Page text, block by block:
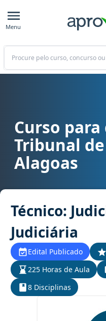
Menu
Buscar
Curso para concurso TJ AL -
Curso
Tribunal
Alagoas
Técnico:
Judiciária
Edital Publicado
225 Horas de Aula
8 Disciplinas